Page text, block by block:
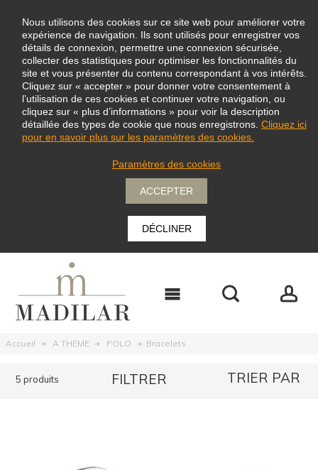
Nous utilisons des cookies sur ce site web pour améliorer votre
expérience de navigation. Ils sont utilisés pour enregistrer vos
détails de connexion, permettre une connexion sécurisée,
collecter des statistiques pour optimiser les fonctionnalités du
site et vous présenter du contenu correspondant à vos intérêts.
Cliquez sur « accepter » pour donner votre consentement à
l’utilisation de ces cookies et continuer votre navigation, ou
cliquez sur « plus d’informations » pour voir la description
détaillée des types de cookie que nous enregistrons. Cliquez ici
pour en savoir plus sur les paramètres des cookies.
Paramètres des cookies
ACCEPTER
DÉCLINER
Accueil A THEME POLO Bracelets
5 produits FILTRER TRIER PAR